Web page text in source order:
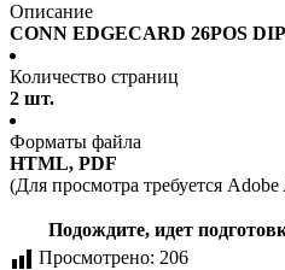
Описание
CONN EDGECARD 26POS
Количество страниц
2 шт.
Форматы файла
HTML, PDF
(Для просмотра требуется
Подождите, идет
Просмотрено: 206